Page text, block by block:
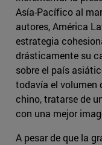
Asía-Pacífico al
autores, América
estrategia
drásticamente su
sobre el país
todavía el volumen
chino, tratarse de
con una mejor
A pesar de que la